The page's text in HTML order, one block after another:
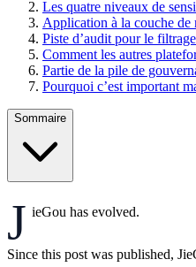
Les quatre niveaux de
Application à la couche
Piste d’audit pour le
Comment les autres
Partie de la pile de
Pourquoi c’est important
Sommaire
J ieGou has evolved.
Since this post was published,